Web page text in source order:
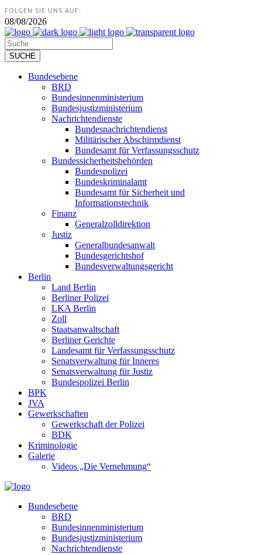
FOLGEN SIE UNS AUF:
08/08/2026
Bundesebene
BRD
Bundesinnenministerium
Bundesjustizministerium
Nachrichtendienste
Bundesnachrichtendienst
Militärischer Abschirmdienst
Bundesamt für Verfassungsschutz
Bundessicherheitsbehörden
Bundespolizei
Bundeskriminalamt
Bundesamt für Sicherheit und
Informationstechnik
Finanz
Generalzolldirektion
Justiz
Generalbundesanwalt
Bundesgerichtshof
Bundesverwaltungsgericht
Berlin
Land Berlin
Berliner Polizei
LKA Berlin
Zoll
Staatsanwaltschaft
Berliner Gerichte
Landesamt für Verfassungsschutz
Senatsverwaltung für Inneres
Senatsverwaltung für Justiz
Bundespolizei Berlin
BPK
JVA
Gewerkschaften
Gewerkschaft der Polizei
BDK
Kriminologie
Galerie
Videos „Die Vernehmung“
Bundesebene
BRD
Bundesinnenministerium
Bundesjustizministerium
Nachrichtendienste